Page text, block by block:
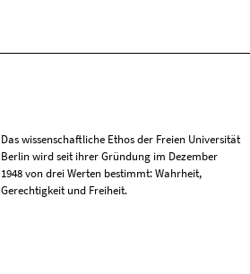
Das wissenschaftliche Ethos der Freien Universität
Berlin wird seit ihrer Gründung im Dezember
1948 von drei Werten bestimmt: Wahrheit,
Gerechtigkeit und Freiheit.